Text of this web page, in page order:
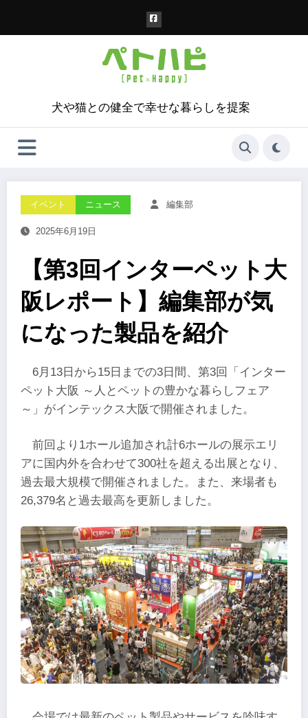
犬や猫との健全で幸せな暮らしを提案
イベント ニュース 編集部
2025年6月19日
【第3回インターペット大
阪レポート】編集部が気
になった製品を紹介
6月13日から15日までの3日間、第3回「インター
ペット大阪 ～人とペットの豊かな暮らしフェア
～」がインテックス大阪で開催されました。
前回より1ホール追加され計6ホールの展示エリ
アに国内外を合わせて300社を超える出展となり、
過去最大規模で開催されました。また、来場者も
26,379名と過去最高を更新しました。